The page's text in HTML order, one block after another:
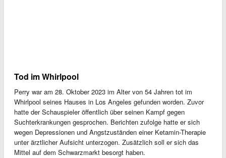
Tod im Whirlpool
Perry war am 28. Oktober 2023 im Alter von 54 Jahren tot im
Whirlpool seines Hauses in Los Angeles gefunden worden. Zuvor
hatte der Schauspieler öffentlich über seinen Kampf gegen
Suchterkrankungen gesprochen. Berichten zufolge hatte er sich
wegen Depressionen und Angstzuständen einer Ketamin-Therapie
unter ärztlicher Aufsicht unterzogen. Zusätzlich soll er sich das
Mittel auf dem Schwarzmarkt besorgt haben.